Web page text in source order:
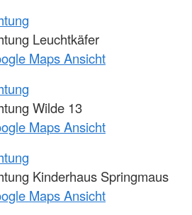
Leuchtkäfer
Maps Ansicht
Wilde 13
Maps Ansicht
Kinderhaus Springmaus
Maps Ansicht